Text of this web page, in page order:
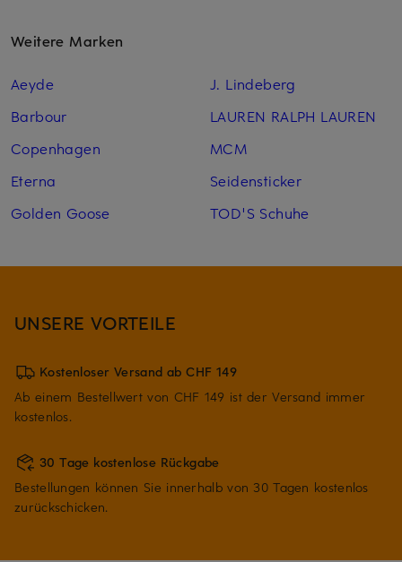
Weitere Marken
Aeyde
Barbour
Copenhagen
Eterna
Golden Goose
J. Lindeberg
LAUREN RALPH LAUREN
MCM
Seidensticker
TOD'S Schuhe
UNSERE VORTEILE
Kostenloser Versand ab CHF 149
Ab einem Bestellwert von CHF 149 ist der Versand immer
kostenlos.
30 Tage kostenlose Rückgabe
Bestellungen können Sie innerhalb von 30 Tagen kostenlos
zurückschicken.